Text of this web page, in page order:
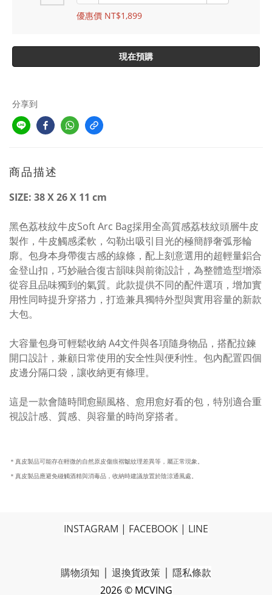
優惠價 NT$1,899
現在預購
分享到
商品描述
SIZE: 38 X 26 X 11 cm
黑色荔枝紋牛皮Soft Arc Bag採用全高質感荔枝紋頭層牛皮
製作，牛皮觸感柔軟，勾勒出吸引目光的極簡靜奢弧形輪
廓。包身本身帶復古感的線條，配上刻意選用的超輕量鋁合
金登山扣，巧妙融合復古韻味與前衛設計，為整體造型增添
從容且品味獨到的氣質。此款提供不同的配件選項，增加實
用性同時提升穿搭力，打造兼具獨特外型與實用容量的新款
大包。
大容量包身可輕鬆收納 A4文件與各項隨身物品，搭配拉鍊
開口設計，兼顧日常使用的安全性與便利性。包內配置四個
皮邊分隔口袋，讓收納更有條理。
這是一款會隨時間愈顯風格、愈用愈好看的包，特別適合重
視設計感、質感、與容量的時尚穿搭者。
＊真皮製品可能存在輕微的自然原皮傷痕褶皺紋理差異等， 屬正常現象。
＊真皮製品應避免碰觸酒精與消毒品， 收納時建議放置於陰涼通風處。
INSTAGRAM | FACEBOOK | LINE
購物須知 | 退換貨政策 | 隱私條款
2026 © MCVING